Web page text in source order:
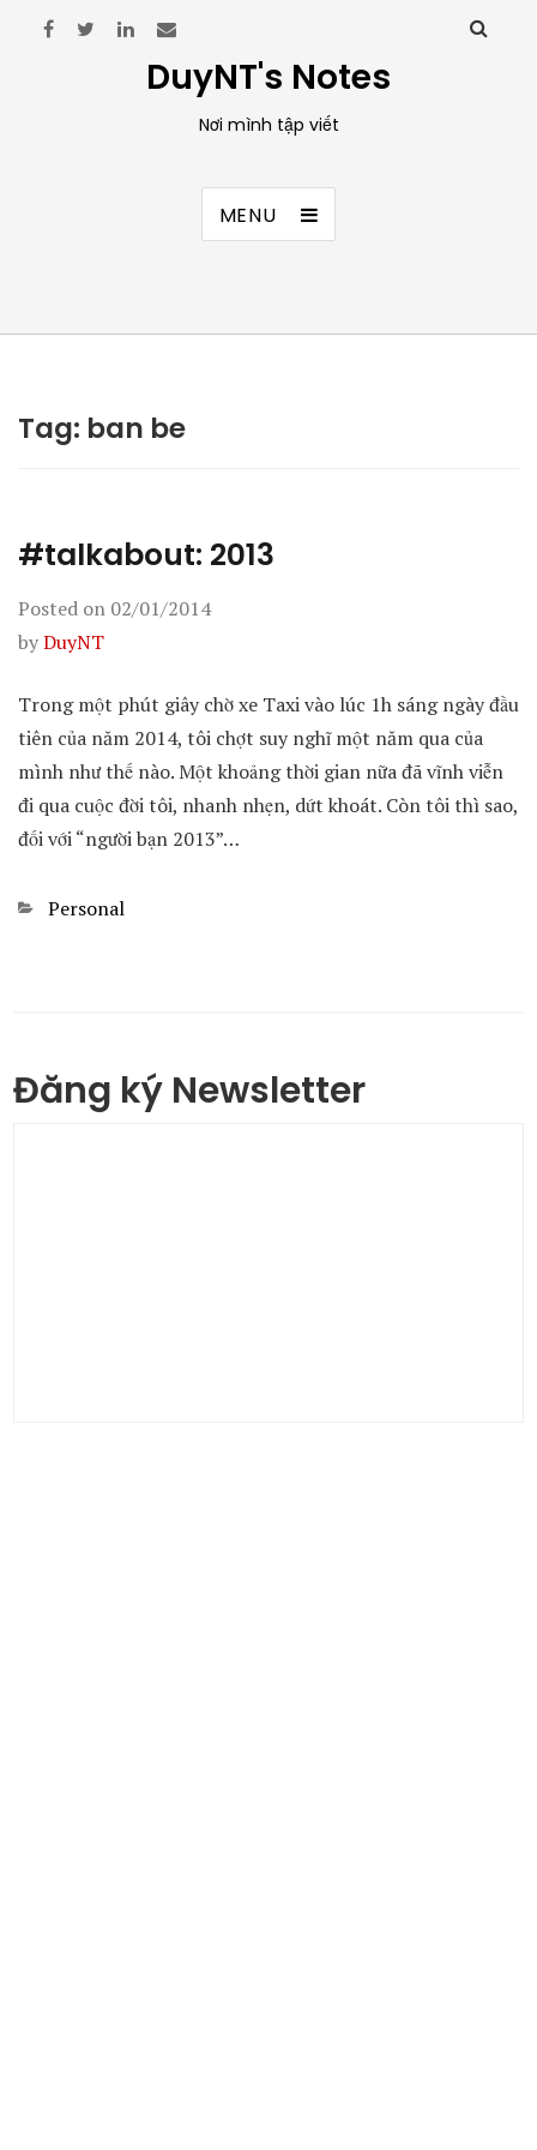
DuyNT's Notes
Nơi mình tập viết
MENU
Tag: ban be
#talkabout: 2013
Posted on 02/01/2014
byDuyNT
Trong một phút giây chờ xe Taxi vào lúc 1h sáng ngày đầu
tiên của năm 2014, tôi chợt suy nghĩ một năm qua của
mình như thế nào. Một khoảng thời gian nữa đã vĩnh viễn
đi qua cuộc đời tôi, nhanh nhẹn, dứt khoát. Còn tôi thì sao,
đối với “người bạn 2013”…
Categories
Personal
Đăng ký Newsletter